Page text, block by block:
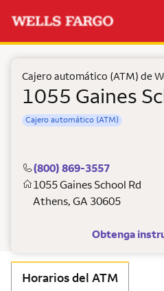
Cajero automático (ATM) de
1055 Gaines
Cajero automático (ATM)
(800) 869-3557
1055 Gaines School Rd
Athens, GA 30605
Obtenga
Horarios del ATM